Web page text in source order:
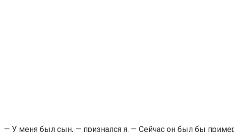
— У меня был сын, — признался я. — Сейчас он был бы